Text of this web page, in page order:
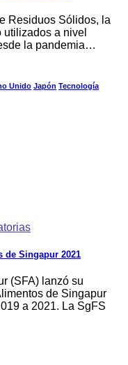
Residuos Sólidos, la
a nivel
la pandemia…
Unido Japón Tecnología
de Singapur 2021
(SFA) lanzó su
de Singapur
a 2021. La SgFS